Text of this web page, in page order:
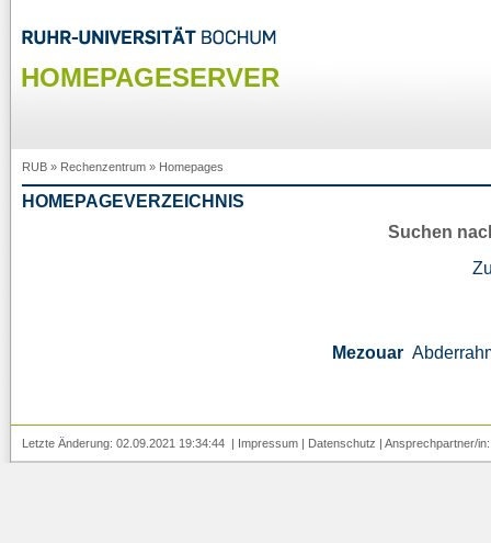
HOMEPAGESERVER
RUB » Rechenzentrum » Homepages
HOMEPAGEVERZEICHNIS
Suchen
Mezouar
Letzte Änderung: 02.09.2021 19:34:44 | Impressum | Datenschutz | Ansprechpartner/